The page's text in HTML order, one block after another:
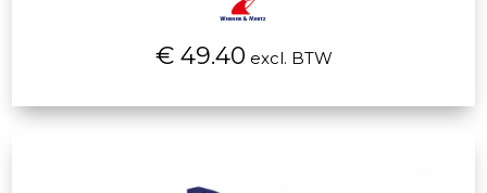
€ 49.40 excl. BTW